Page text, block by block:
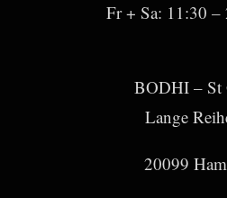
Fr + Sa: 11:30
BODHI – St
Lange
20099